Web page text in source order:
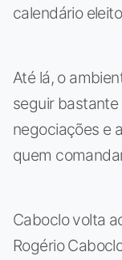
calendário
Até lá, o
seguir
negociações e
quem
Caboclo volta
Rogério